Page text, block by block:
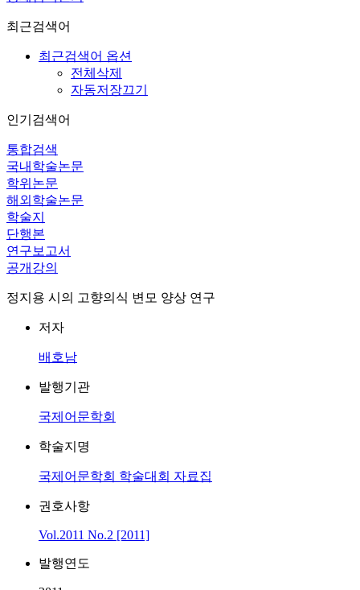
최근검색어
최근검색어 옵션
전체삭제
자동저장끄기
인기검색어
통합검색
국내학술논문
학위논문
해외학술논문
학술지
단행본
연구보고서
공개강의
정지용 시의 고향의식 변모 양상 연구
저자
배호남
발행기관
국제어문학회
학술지명
국제어문학회 학술대회 자료집
권호사항
Vol.2011 No.2 [2011]
발행연도